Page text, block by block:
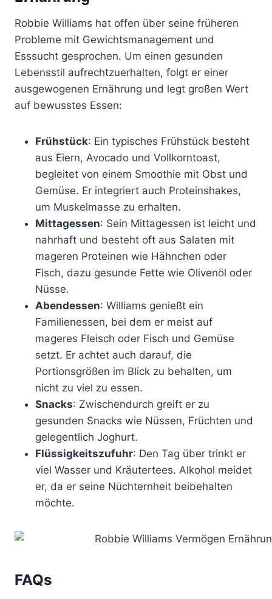
Robbie Williams hat offen über seine früheren
Probleme mit Gewichtsmanagement und
Esssucht gesprochen. Um einen gesunden
Lebensstil aufrechtzuerhalten, folgt er einer
ausgewogenen Ernährung und legt großen Wert
auf bewusstes Essen:
Frühstück: Ein typisches Frühstück besteht
aus Eiern, Avocado und Vollkorntoast,
begleitet von einem Smoothie mit Obst und
Gemüse. Er integriert auch Proteinshakes,
um Muskelmasse zu erhalten.
Mittagessen: Sein Mittagessen ist leicht und
nahrhaft und besteht oft aus Salaten mit
mageren Proteinen wie Hähnchen oder
Fisch, dazu gesunde Fette wie Olivenöl oder
Nüsse.
Abendessen: Williams genießt ein
Familienessen, bei dem er meist auf
mageres Fleisch oder Fisch und Gemüse
setzt. Er achtet auch darauf, die
Portionsgrößen im Blick zu behalten, um
nicht zu viel zu essen.
Snacks: Zwischendurch greift er zu
gesunden Snacks wie Nüssen, Früchten und
gelegentlich Joghurt.
Flüssigkeitszufuhr: Den Tag über trinkt er
viel Wasser und Kräutertees. Alkohol meidet
er, da er seine Nüchternheit beibehalten
möchte.
FAQs